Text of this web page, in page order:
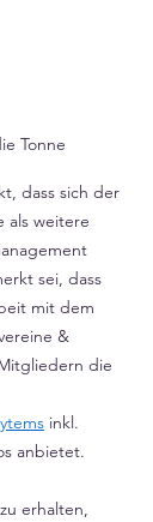
Tonne
dass sich der
als weitere
sei, dass
mit dem
&
die
inkl.
anbietet.
erhalten,